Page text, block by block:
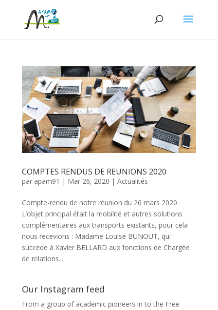
COMPTES RENDUS DE REUNIONS 2020
par apam91 | Mar 26, 2020 | Actualités
Compte-rendu de notre réunion du 26 mars 2020
L’objet principal était la mobilité et autres solutions
complémentaires aux transports existants, pour cela
nous recevions : Madame Louise BUNOUT, qui
succède à Xavier BELLARD aux fonctions de Chargée
de relations...
Our Instagram feed
From a group of academic pioneers in to the Free